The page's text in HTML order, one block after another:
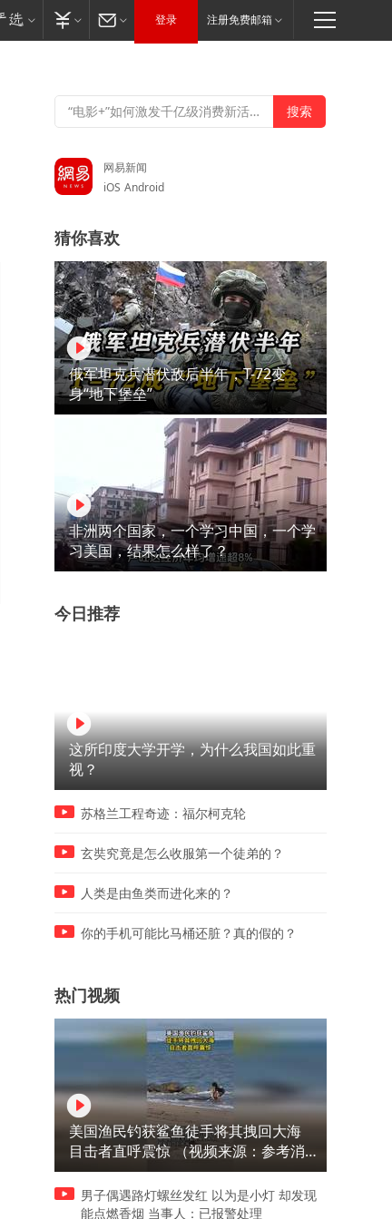
登录 注册免费邮箱
个因素定乾坤！#金榜同行人
件事不做后悔终生！#金榜同
网易新闻
iOS Android
猜你喜欢
俄军坦克兵潜伏敌后半年，T-72变
身“地下堡垒”
非洲两个国家，一个学习中国，一个学
习美国，结果怎么样了？
今日推荐
这所印度大学开学，为什么我国如此重
视？
苏格兰工程奇迹：福尔柯克轮
玄奘究竟是怎么收服第一个徒弟的？
人类是由鱼类而进化来的？
你的手机可能比马桶还脏？真的假的？
热门视频
美国渔民钓获鲨鱼徒手将其拽回大海
目击者直呼震惊 （视频来源：参考消
息）
男子偶遇路灯螺丝发红 以为是小灯 却发现
能点燃香烟 当事人：已报警处理